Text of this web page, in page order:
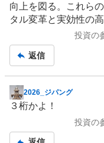
向上を図る。これら
タル変革と実効性の
投資の
返信
掲
示
2026_ジパング
３桁かよ！
投資の